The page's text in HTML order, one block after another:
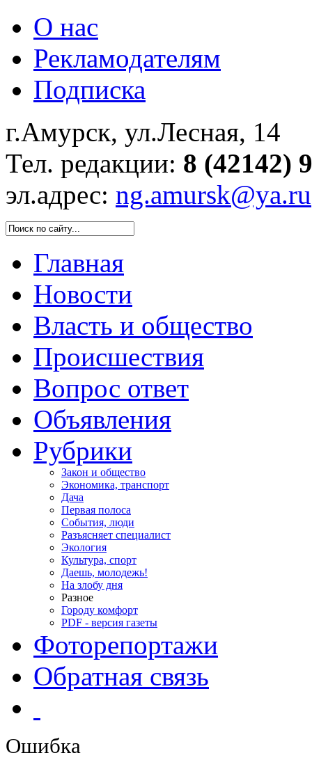
О нас
Рекламодателям
Подписка
г.Амурск, ул.Лесная, 14
Тел. редакции: 8 (42142)
эл.адрес: ng.amursk@ya.ru
Главная
Новости
Власть и общество
Происшествия
Вопрос ответ
Объявления
Рубрики
Закон и общество
Экономика, транспорт
Дача
Первая полоса
События, люди
Разъясняет специалист
Экология
Культура, спорт
Даешь, молодежь!
На злобу дня
Разное
Городу комфорт
PDF - версия газеты
Фоторепортажи
Обратная связь
Ошибка